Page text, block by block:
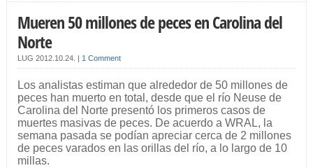
Mueren 50 millones de peces en Carolina del
Norte
LUG 2012.10.24. 1 Comment
Los analistas estiman que alrededor de 50 millones de
peces han muerto en total, desde que el río Neuse de
Carolina del Norte presentó los primeros casos de
muertes masivas de peces. De acuerdo a WRAL, la
semana pasada se podían apreciar cerca de 2 millones
de peces varados en las orillas del río, a lo largo de 10
millas.